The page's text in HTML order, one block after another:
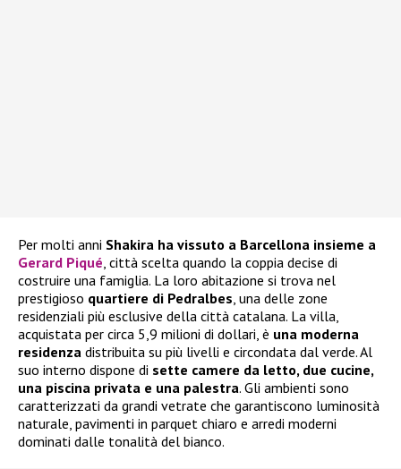
Per molti anni Shakira ha vissuto a Barcellona insieme a
Gerard Piqué, città scelta quando la coppia decise di
costruire una famiglia. La loro abitazione si trova nel
prestigioso quartiere di Pedralbes, una delle zone
residenziali più esclusive della città catalana. La villa,
acquistata per circa 5,9 milioni di dollari, è una moderna
residenza distribuita su più livelli e circondata dal verde. Al
suo interno dispone di sette camere da letto, due cucine,
una piscina privata e una palestra. Gli ambienti sono
caratterizzati da grandi vetrate che garantiscono luminosità
naturale, pavimenti in parquet chiaro e arredi moderni
dominati dalle tonalità del bianco.